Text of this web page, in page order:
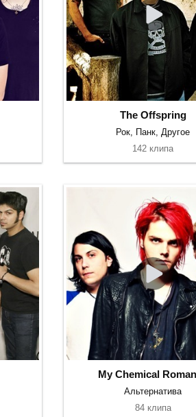
The Offspring
Рок, Панк, Другое
142 клипа
My Chemical
Альтернатива
84 клипа